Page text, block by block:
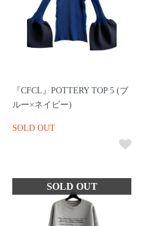
『CFCL』POTTERY TOP 5 (ブ
ルー×ネイビー)
SOLD OUT